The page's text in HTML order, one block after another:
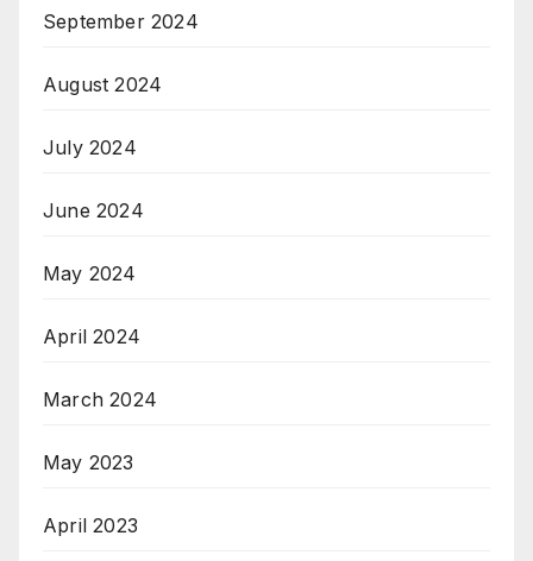
September 2024
August 2024
July 2024
June 2024
May 2024
April 2024
March 2024
May 2023
April 2023